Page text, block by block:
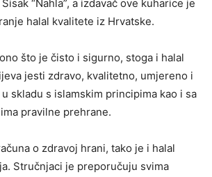
“Nahla”, a izdavač ove kuharice je
halal kvalitete iz Hrvatske.
što je čisto i sigurno, stoga i halal
jesti zdravo, kvalitetno, umjereno i
skladu s islamskim principima kao i sa
pravilne prehrane.
o zdravoj hrani, tako je i halal
Stručnjaci je preporučuju svima